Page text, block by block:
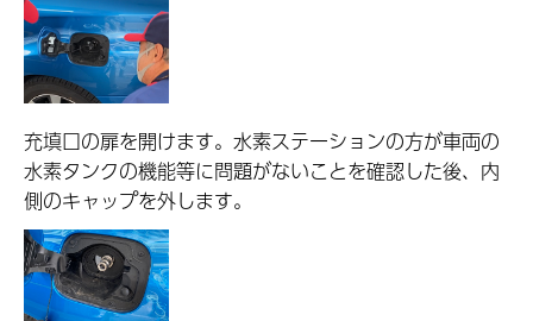
充填口の扉を開けます。水素ステーションの方が車両の
水素タンクの機能等に問題がないことを確認した後、内
側のキャップを外します。